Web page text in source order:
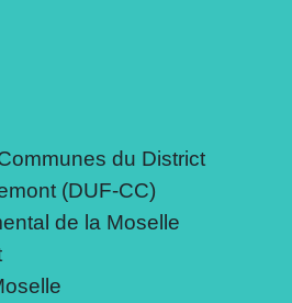
du District
(DUF-CC)
de la Moselle